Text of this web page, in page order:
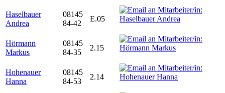
Haselbauer
Andrea
08145
84-42
E.05
Hörmann
Markus
08145
84-35
2.15
Hohenauer
Hanna
08145
84-53
2.14